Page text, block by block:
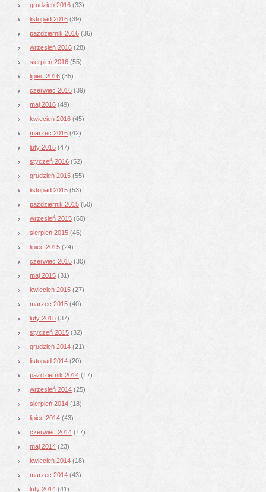
grudzień 2016 (33)
listopad 2016 (39)
październik 2016 (36)
wrzesień 2016 (28)
sierpień 2016 (55)
lipiec 2016 (35)
czerwiec 2016 (39)
maj 2016 (49)
kwiecień 2016 (45)
marzec 2016 (42)
luty 2016 (47)
styczeń 2016 (52)
grudzień 2015 (55)
listopad 2015 (53)
październik 2015 (50)
wrzesień 2015 (60)
sierpień 2015 (46)
lipiec 2015 (24)
czerwiec 2015 (30)
maj 2015 (31)
kwiecień 2015 (27)
marzec 2015 (40)
luty 2015 (37)
styczeń 2015 (32)
grudzień 2014 (21)
listopad 2014 (20)
październik 2014 (17)
wrzesień 2014 (25)
sierpień 2014 (18)
lipiec 2014 (43)
czerwiec 2014 (17)
maj 2014 (23)
kwiecień 2014 (18)
marzec 2014 (43)
luty 2014 (41)